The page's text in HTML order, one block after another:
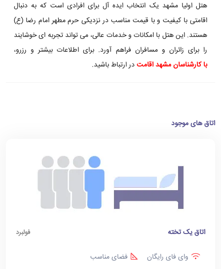
هتل اولیا مشهد یک انتخاب ایده آل برای افرادی است که به دنبال
اقامتی با کیفیت و با قیمت مناسب در نزدیکی حرم مطهر امام رضا (ع)
هستند. این هتل با امکانات و خدمات عالی، می تواند تجربه ای خوشایند
را برای زائران و مسافران فراهم آورد. برای اطلاعات بیشتر و رزرو،
با کارشناسان مشهد اقامتدر ارتباط باشید.
اتاق های موجود
اتاق یک تخته فولبرد
وای فای رایگان فضای مناسب